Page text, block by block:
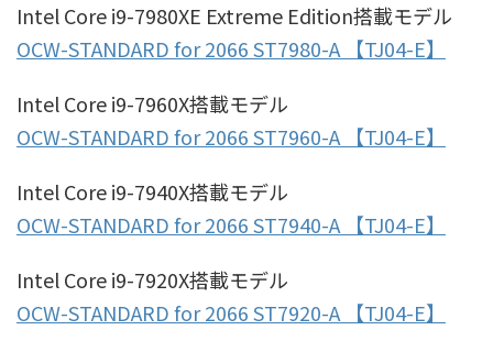
Intel Core i9-7980XE Extreme Edition搭載モデル
OCW-STANDARD for 2066 ST7980-A 【TJ04-E】
Intel Core i9-7960X搭載モデル
OCW-STANDARD for 2066 ST7960-A 【TJ04-E】
Intel Core i9-7940X搭載モデル
OCW-STANDARD for 2066 ST7940-A 【TJ04-E】
Intel Core i9-7920X搭載モデル
OCW-STANDARD for 2066 ST7920-A 【TJ04-E】